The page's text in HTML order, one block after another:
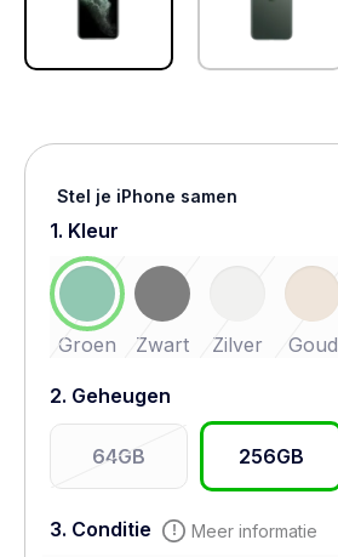
Stel je iPhone samen
1. Kleur
Groen Zwart Zilver Goud
2. Geheugen
64GB 256GB
3. Conditie Meer informatie